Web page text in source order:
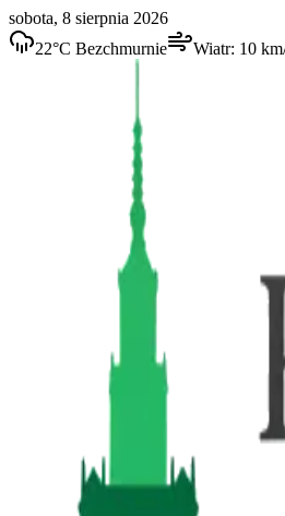
sobota, 8 sierpnia 2026
22°C Bezchmurnie Wiatr: 10